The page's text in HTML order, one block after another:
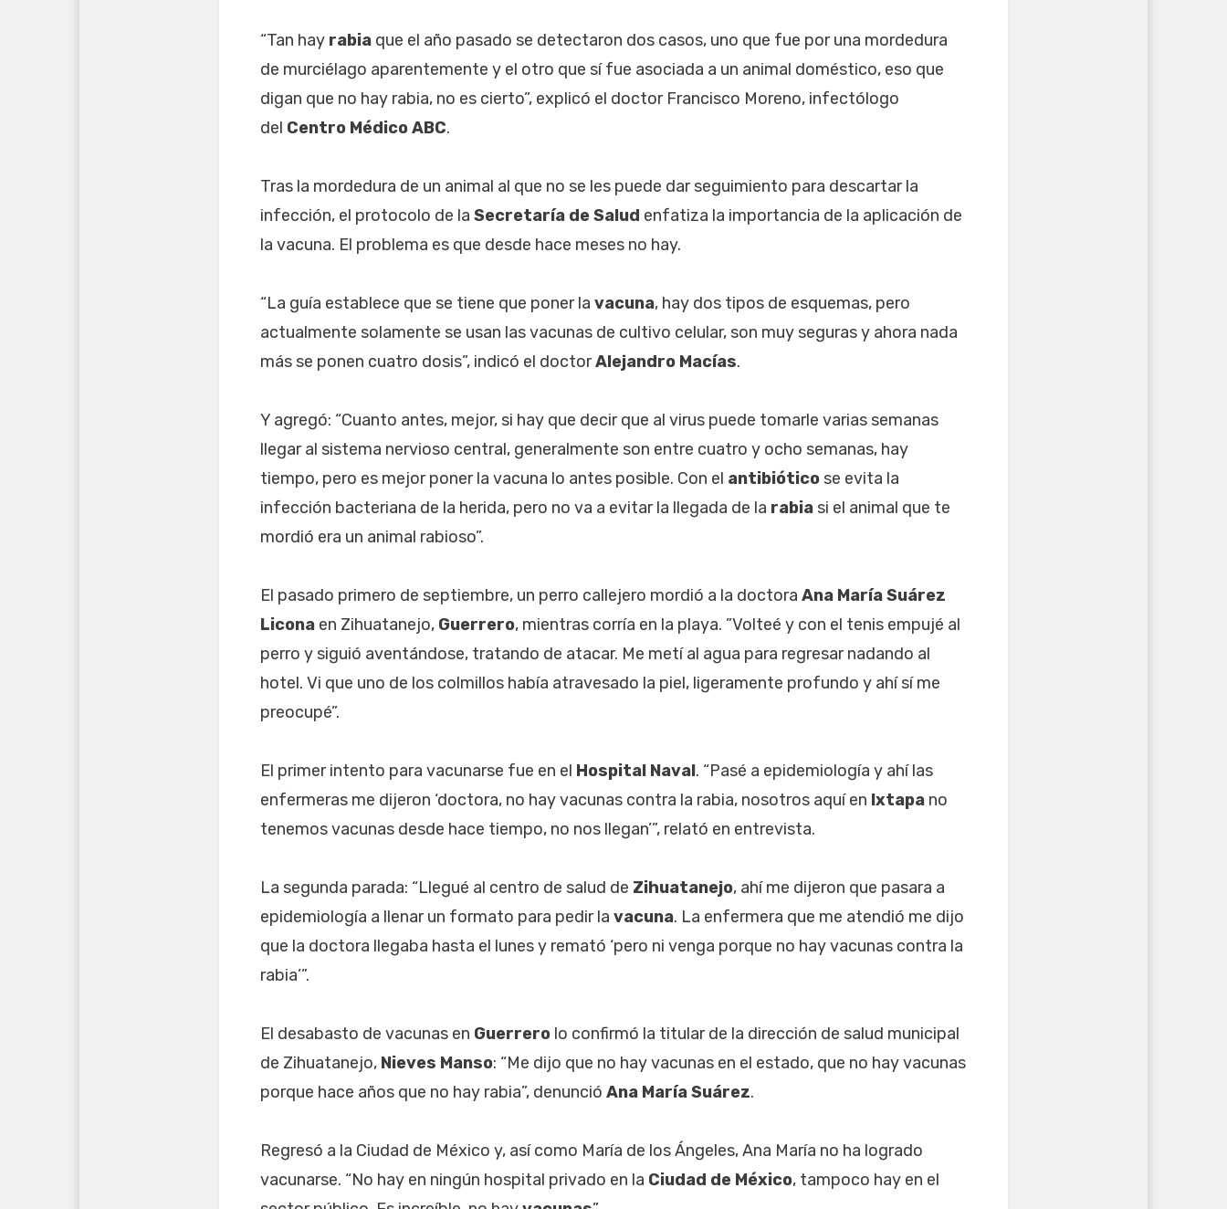
“Tan hay rabia que el año pasado se detectaron dos casos, uno que fue por una mordedura
de murciélago aparentemente y el otro que sí fue asociada a un animal doméstico, eso que
digan que no hay rabia, no es cierto”, explicó el doctor Francisco Moreno, infectólogo
del Centro Médico ABC.
Tras la mordedura de un animal al que no se les puede dar seguimiento para descartar la
infección, el protocolo de la Secretaría de Salud enfatiza la importancia de la aplicación de
la vacuna. El problema es que desde hace meses no hay.
“La guía establece que se tiene que poner la vacuna, hay dos tipos de esquemas, pero
actualmente solamente se usan las vacunas de cultivo celular, son muy seguras y ahora nada
más se ponen cuatro dosis”, indicó el doctorAlejandro Macías.
Y agregó: “Cuanto antes, mejor, si hay que decir que al virus puede tomarle varias semanas
llegar al sistema nervioso central, generalmente son entre cuatro y ocho semanas, hay
tiempo, pero es mejor poner la vacuna lo antes posible. Con el antibiótico se evita la
infección bacteriana de la herida, pero no va a evitar la llegada de la rabia si el animal que te
mordió era un animal rabioso”.
El pasado primero de septiembre, un perro callejero mordió a la doctora Ana María Suárez
Licona en Zihuatanejo, Guerrero, mientras corría en la playa. ”Volteé y con el tenis empujé al
perro y siguió aventándose, tratando de atacar. Me metí al agua para regresar nadando al
hotel. Vi que uno de los colmillos había atravesado la piel, ligeramente profundo y ahí sí me
preocupé”.
El primer intento para vacunarse fue en el Hospital Naval. “Pasé a epidemiología y ahí las
enfermeras me dijeron ‘doctora, no hay vacunas contra la rabia, nosotros aquí en Ixtapa no
tenemos vacunas desde hace tiempo, no nos llegan’”, relató en entrevista.
La segunda parada: “Llegué al centro de salud de Zihuatanejo, ahí me dijeron que pasara a
epidemiología a llenar un formato para pedir la vacuna. La enfermera que me atendió me dijo
que la doctora llegaba hasta el lunes y remató ‘pero ni venga porque no hay vacunas contra la
rabia’”.
El desabasto de vacunas en Guerrero lo confirmó la titular de la dirección de salud municipal
de Zihuatanejo, Nieves Manso: “Me dijo que no hay vacunas en el estado, que no hay vacunas
porque hace años que no hay rabia”, denunció Ana María Suárez.
Regresó a la Ciudad de México y, así como María de los Ángeles, Ana María no ha logrado
vacunarse. “No hay en ningún hospital privado en la Ciudad de México, tampoco hay en el